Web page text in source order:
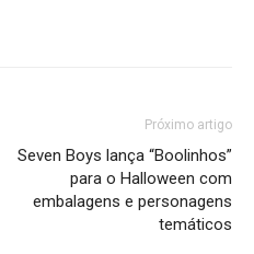
Próximo artigo
Seven Boys lança “Boolinhos”
para o Halloween com
embalagens e personagens
temáticos